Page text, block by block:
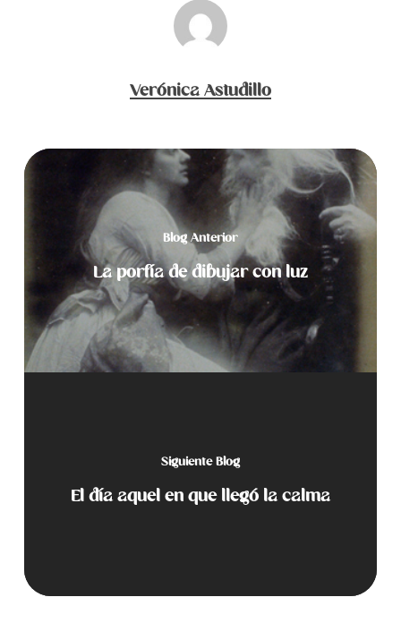
Verónica Astudillo
Blog Anterior
La porfía de dibujar con luz
Siguiente Blog
El día aquel en que llegó la calma